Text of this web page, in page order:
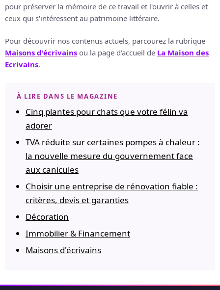
pour préserver la mémoire de ce travail et l'ouvrir à celles et
ceux qui s'intéressent au patrimoine littéraire.
Pour découvrir nos contenus actuels, parcourez la rubrique
Maisons d'écrivains ou la page d'accueil de La Maison des
Ecrivains.
À LIRE DANS LE MAGAZINE
Cinq plantes pour chats que votre félin va
adorer
TVA réduite sur certaines pompes à chaleur :
la nouvelle mesure du gouvernement face
aux canicules
Choisir une entreprise de rénovation fiable :
critères, devis et garanties
Décoration
Immobilier & Financement
Maisons d'écrivains